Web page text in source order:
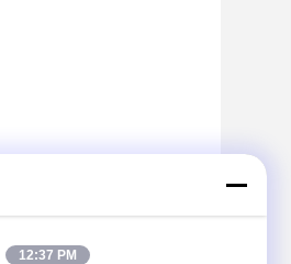
12:37 PM